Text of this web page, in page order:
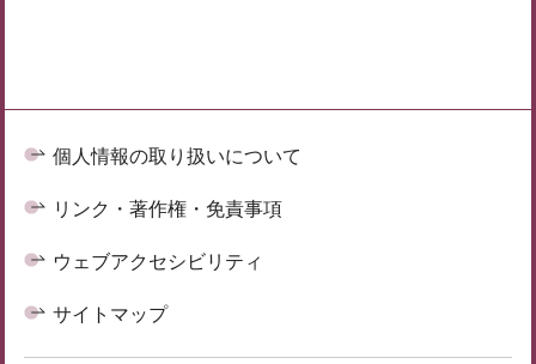
個人情報の取り扱いについて
リンク・著作権・免責事項
ウェブアクセシビリティ
サイトマップ